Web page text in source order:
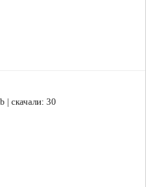
| скачали: 30